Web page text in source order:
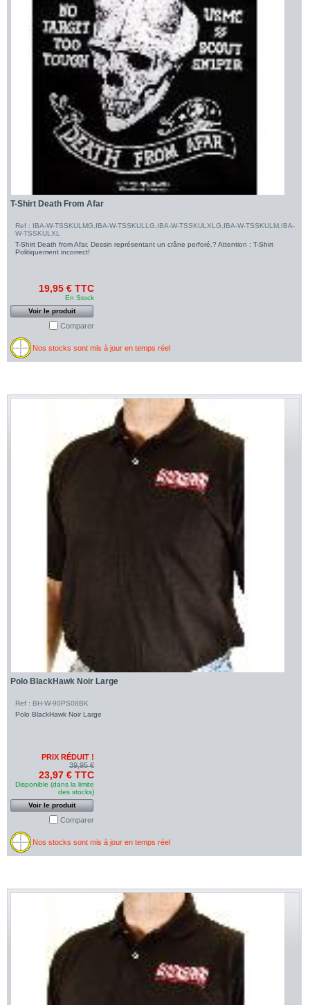
T-Shirt Death From Afar
Ref : IBA-W-TSSKULMG,IBA-W-TSSKULLG,IBA-W-TSSKULXLG,IBA-W-TSSKULM,IBA-
W-TSSKULXL
T-Shirt Death from Afar. Dessin représentant un crâne perforé.? Attention : T-Shirt
Politiquement incorrect!
19,95 € TTC
En Stock
Voir le produit
Comparer
Nos stocks sont mis à jour en temps réel
Polo BlackHawk Noir Large
Ref : BH-W-90PS08BK
Polo BlackHawk Noir Large
PRIX RÉDUIT !
39,95 €
23,97 € TTC
Disponible (dans la limite
des stocks)
Voir le produit
Comparer
Nos stocks sont mis à jour en temps réel